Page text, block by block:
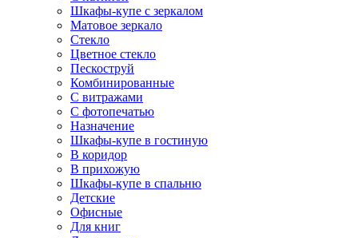
Шкафы-купе с зеркалом
Матовое зеркало
Стекло
Цветное стекло
Пескоструй
Комбинированные
С витражами
С фотопечатью
Назначение
Шкафы-купе в гостиную
В коридор
В прихожую
Шкафы-купе в спальню
Детские
Офисные
Для книг